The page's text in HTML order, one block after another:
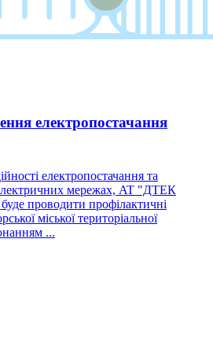
електропостачання
електропостачання та
мережах, AT "ДТЕК
проводити профілактичні
міської територіальної
...